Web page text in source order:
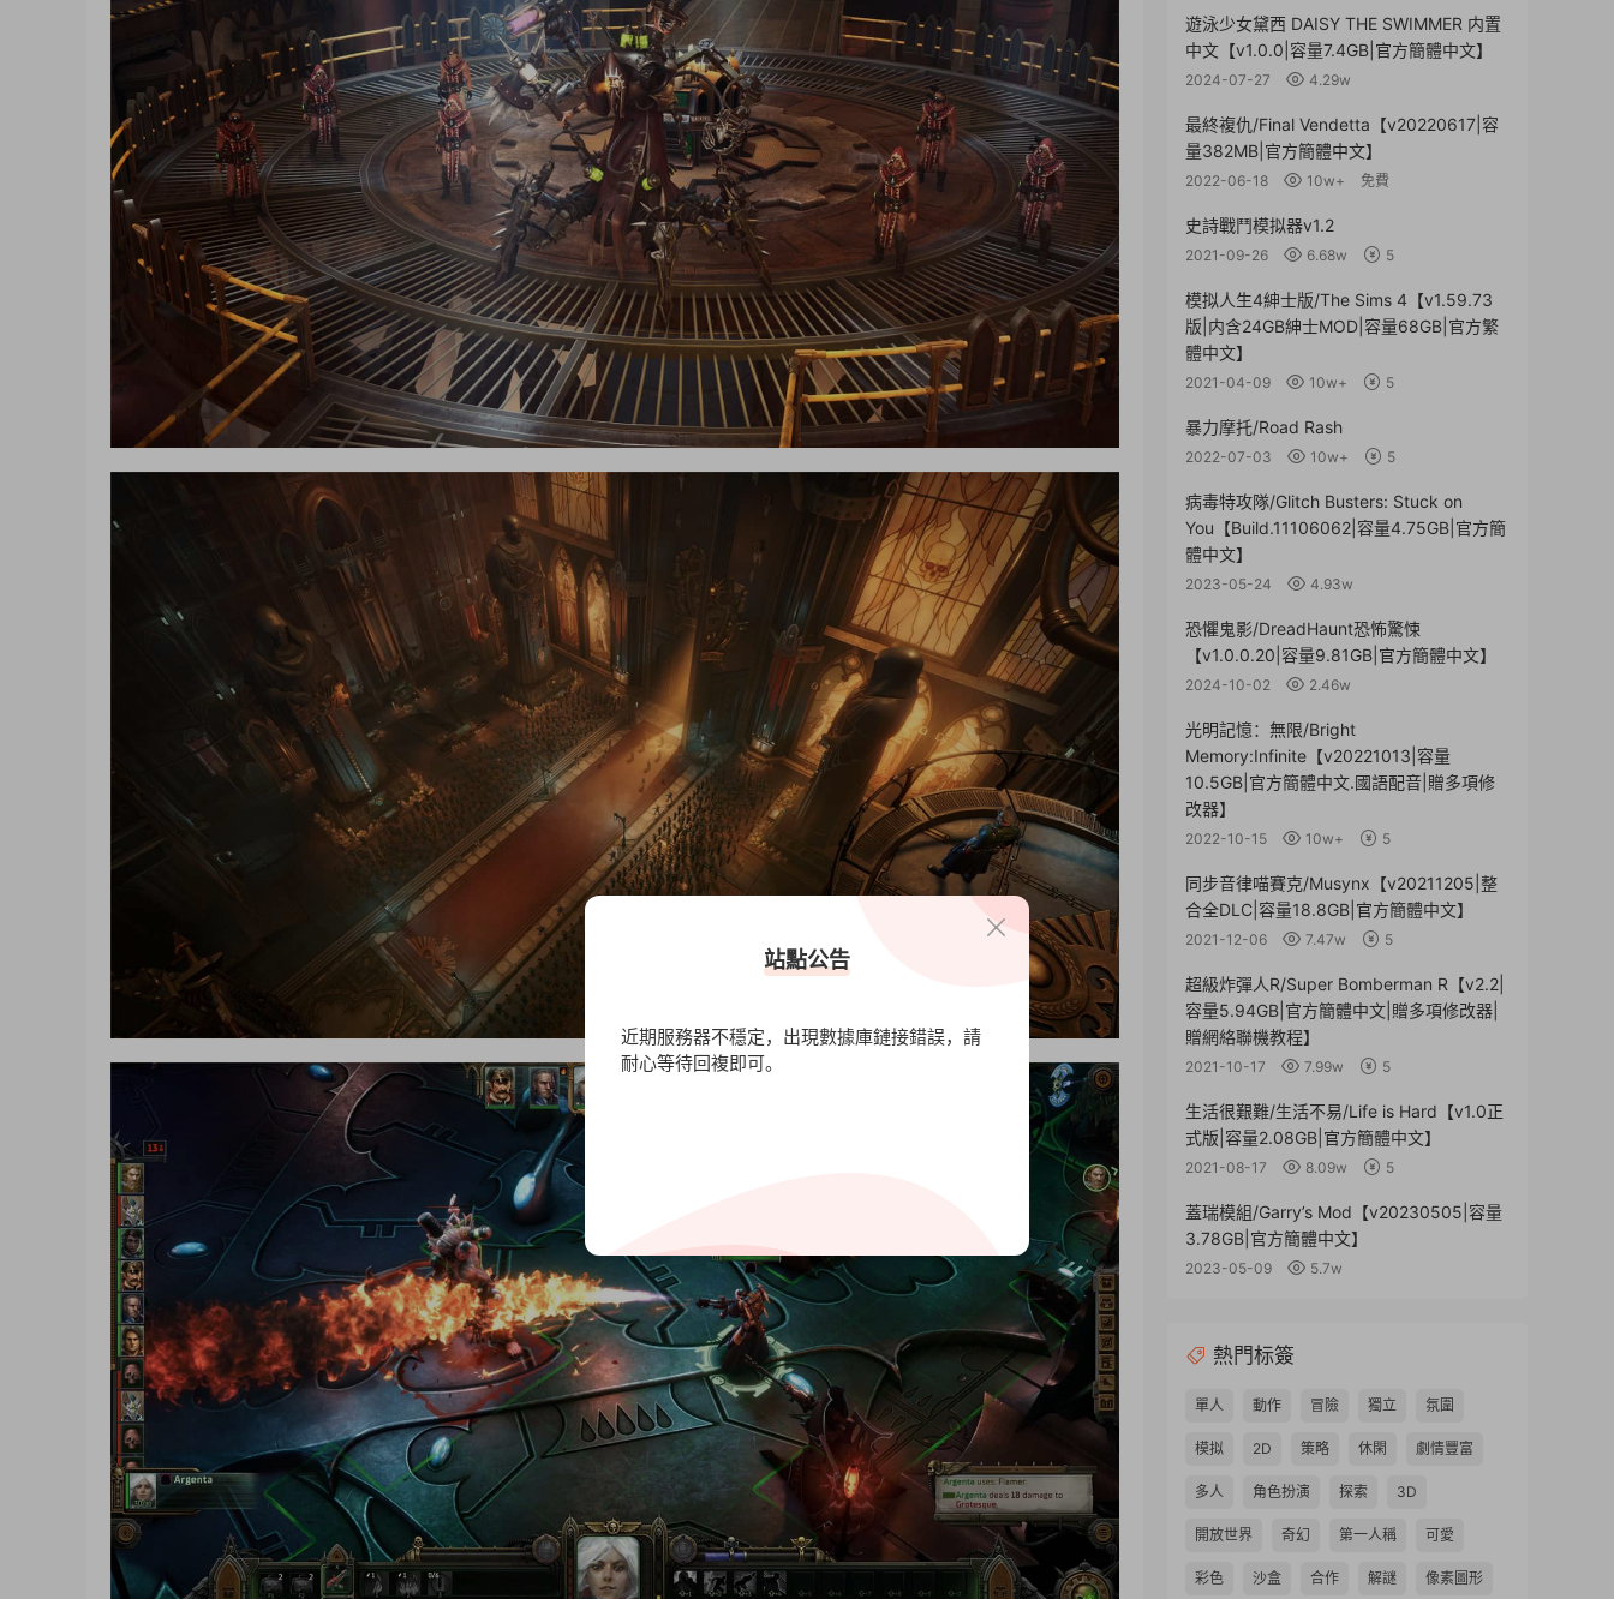
遊泳少女黛西 DAISY THE SWIMMER 内置
中文【v1.0.0|容量7.4GB|官方簡體中文】
2024-07-27 4.29w
最終複仇/Final Vendetta【v20220617|容
量382MB|官方簡體中文】
2022-06-18 10w+ 免費
史詩戰鬥模拟器v1.2
2021-09-26 6.68w 5
模拟人生4紳士版/The Sims 4【v1.59.73
版|内含24GB紳士MOD|容量68GB|官方繁
體中文】
2021-04-09 10w+ 5
暴力摩托/Road Rash
2022-07-03 10w+ 5
病毒特攻隊/Glitch Busters: Stuck on
You【Build.11106062|容量4.75GB|官方簡
體中文】
2023-05-24 4.93w
恐懼鬼影/DreadHaunt恐怖驚悚
【v1.0.0.20|容量9.81GB|官方簡體中文】
2024-10-02 2.46w
光明記憶：無限/Bright
Memory:Infinite【v20221013|容量
10.5GB|官方簡體中文.國語配音|贈多項修
改器】
2022-10-15 10w+ 5
同步音律喵賽克/Musynx【v20211205|整
合全DLC|容量18.8GB|官方簡體中文】
2021-12-06 7.47w 5
超級炸彈人R/Super Bomberman R【v2.2|
容量5.94GB|官方簡體中文|贈多項修改器|
贈網絡聯機教程】
2021-10-17 7.99w 5
生活很艱難/生活不易/Life is Hard【v1.0正
式版|容量2.08GB|官方簡體中文】
2021-08-17 8.09w 5
蓋瑞模組/Garry’s Mod【v20230505|容量
3.78GB|官方簡體中文】
2023-05-09 5.7w
熱門标簽
單人 動作 冒險 獨立 氛圍
模拟 2D 策略 休閑 劇情豐富
多人 角色扮演 探索 3D
開放世界 奇幻 第一人稱 可愛
彩色 沙盒 合作 解謎 像素圖形
站點公告
近期服務器不穩定，出現數據庫鏈接錯誤，請
耐心等待回複即可。